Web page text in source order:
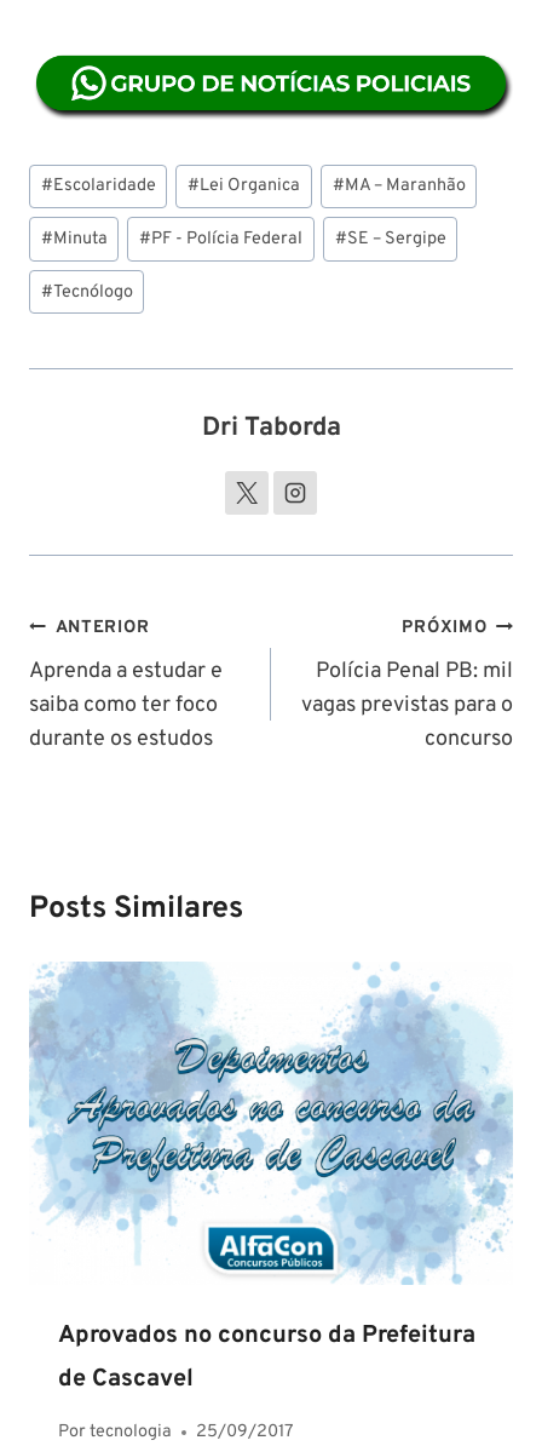
Tags
do
Post:
#Escolaridade #Lei Organica #MA – Maranhão
#Minuta #PF - Polícia Federal #SE – Sergipe
#Tecnólogo
Dri Taborda
Navegação
de
Post
ANTERIOR
Aprenda a estudar e
saiba como ter foco
durante os estudos
PRÓXIMO
Polícia Penal PB: mil
vagas previstas para o
concurso
Posts Similares
Aprovados no concurso da Prefeitura
de Cascavel
Portecnologia 25/09/2017